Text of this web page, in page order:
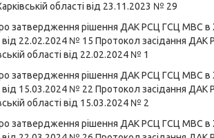
області від 23.11.2023 № 29
затвердження рішення ДАК РСЦ ГСЦ МВС в
від 22.02.2024 № 15 Протокол засідання
області від 22.02.2024 № 1
затвердження рішення ДАК РСЦ ГСЦ МВС в
від 15.03.2024 № 22 Протокол засідання
області від 15.03.2024 № 2
затвердження рішення ДАК РСЦ ГСЦ МВС в